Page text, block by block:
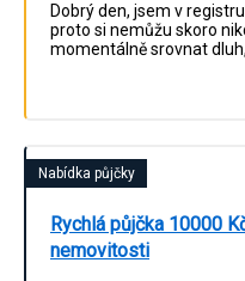
Dobrý den, jsem v
proto si nemůžu skoro
momentálně srovnat
Nabídka půjčky
Rychlá půjčka 10000
nemovitosti